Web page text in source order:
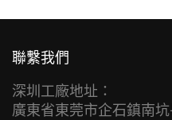
聯繫我們
深圳工廠地址：
廣東省東莞市企石鎮南